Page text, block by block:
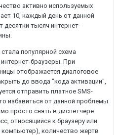
активно используемых
10, каждый день от данной
тысяч интернет-
популярной схема
браузеры. При
отображается диалоговое
до ввода "кода активации",
отправить платное SMS-
избавиться от данной проблемы
просто снять в диспетчере
относящийся к браузеру или
компьютер), количество жертв